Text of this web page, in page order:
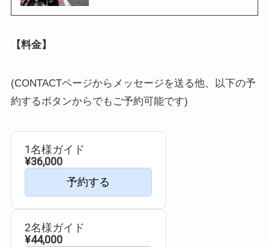
【料金】
(CONTACTページからメッセージを送る他、以下の予
約するボタンからでもご予約可能です)
1名様ガイド
¥36,000
予約する
2名様ガイド
¥44,000